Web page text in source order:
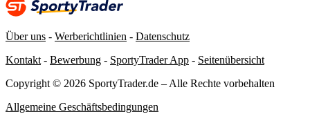
Über uns - Werberichtlinien - Datenschutz
Kontakt - Bewerbung - SportyTrader App - Seitenübersicht
Copyright © 2026 SportyTrader.de – Alle Rechte vorbehalten
Allgemeine Geschäftsbedingungen